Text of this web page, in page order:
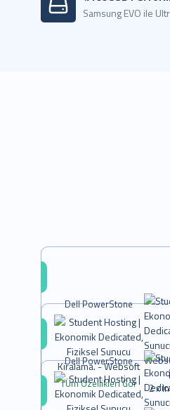
Samsung EVO ile
Dell PowerStone
TÜm Özellikleri Gör 2 x
Dell PowerStone